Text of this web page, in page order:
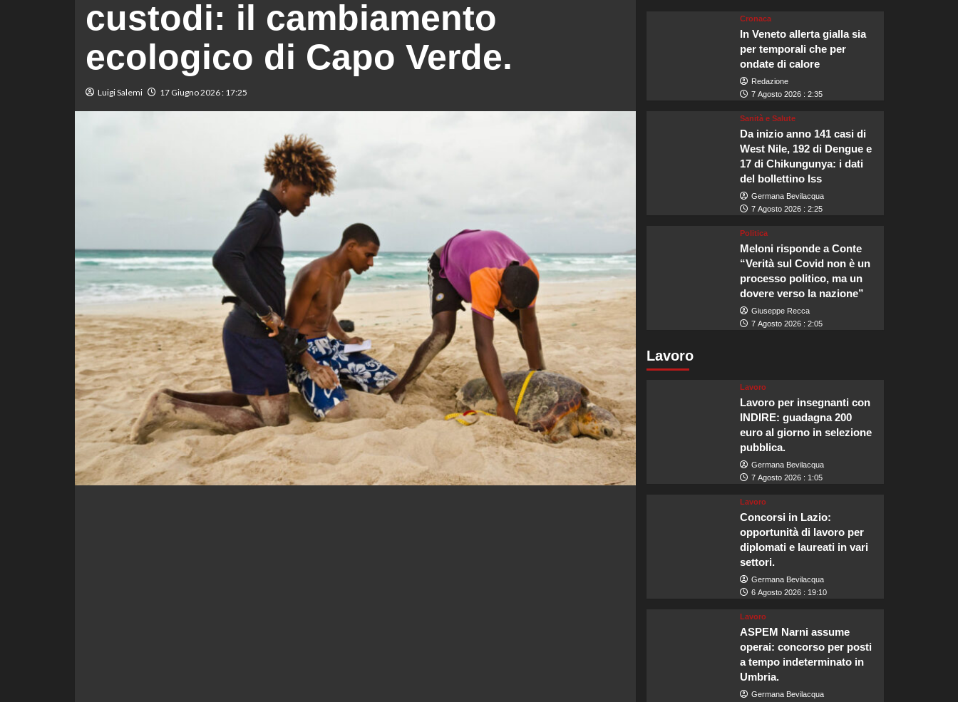
custodi: il cambiamento
ecologico di Capo Verde.
Luigi Salemi 17 Giugno 2026 : 17:25
Cronaca
In Veneto allerta gialla sia
per temporali che per
ondate di calore
Redazione
7 Agosto 2026 : 2:35
Sanità e Salute
Da inizio anno 141 casi di
West Nile, 192 di Dengue e
17 di Chikungunya: i dati
del bollettino Iss
Germana Bevilacqua
7 Agosto 2026 : 2:25
Politica
Meloni risponde a Conte
“Verità sul Covid non è un
processo politico, ma un
dovere verso la nazione”
Giuseppe Recca
7 Agosto 2026 : 2:05
Lavoro
Lavoro
Lavoro per insegnanti con
INDIRE: guadagna 200
euro al giorno in selezione
pubblica.
Germana Bevilacqua
7 Agosto 2026 : 1:05
Lavoro
Concorsi in Lazio:
opportunità di lavoro per
diplomati e laureati in vari
settori.
Germana Bevilacqua
6 Agosto 2026 : 19:10
Lavoro
ASPEM Narni assume
operai: concorso per posti
a tempo indeterminato in
Umbria.
Germana Bevilacqua